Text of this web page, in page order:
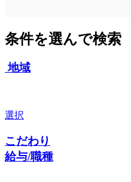
条件を選んで検索
地域
選択
こだわり
給与/職種